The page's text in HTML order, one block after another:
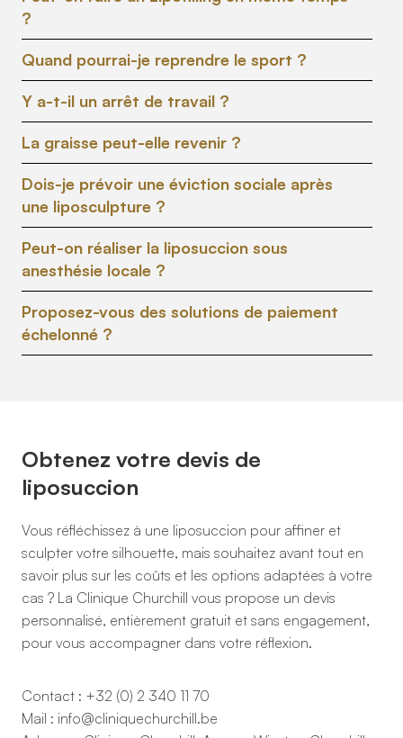
?
Quand pourrai-je reprendre le sport ?
Y a-t-il un arrêt de travail ?
La graisse peut-elle revenir ?
Dois-je prévoir une éviction sociale après
une liposculpture ?
Peut-on réaliser la liposuccion sous
anesthésie locale ?
Proposez-vous des solutions de paiement
échelonné ?
Obtenez votre devis de
liposuccion
Vous réfléchissez à une liposuccion pour affiner et
sculpter votre silhouette, mais souhaitez avant tout en
savoir plus sur les coûts et les options adaptées à votre
cas ? La Clinique Churchill vous propose un devis
personnalisé, entièrement gratuit et sans engagement,
pour vous accompagner dans votre réflexion.
Contact : +32 (0) 2 340 11 70
Mail : info@cliniquechurchill.be